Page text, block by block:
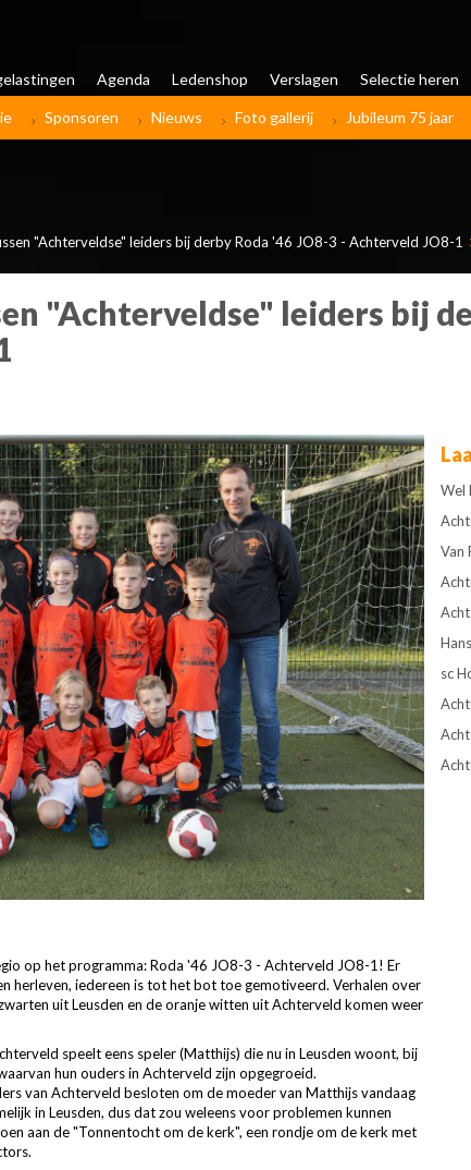
Agenda Ledenshop Verslagen Selectie heren
Sponsoren Nieuws Foto gallerij Jubileum 75 jaar
"Achterveldse" leiders bij derby Roda '46 JO8-3 - Achterveld JO8-1
"Achterveldse" leiders bij
op het programma: Roda '46 JO8-3 - Achterveld JO8-1! Er
herleven, iedereen is tot het bot toe gemotiveerd. Verhalen over
uit Leusden en de oranje witten uit Achterveld komen weer
speelt eens speler (Matthijs) die nu in Leusden woont, bij
hun ouders in Achterveld zijn opgegroeid.
van Achterveld besloten om de moeder van Matthijs vandaag
in Leusden, dus dat zou weleens voor problemen kunnen
aan de "Tonnentocht om de kerk", een rondje om de kerk met
Wel
Van
sc